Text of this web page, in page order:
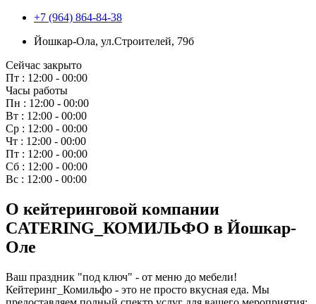
+7 (964) 864-84-38
Йошкар-Ола, ул.Строителей, 79б
Сейчас закрыто
Пт : 12:00 - 00:00
Часы работы
Пн : 12:00 - 00:00
Вт : 12:00 - 00:00
Ср : 12:00 - 00:00
Чт : 12:00 - 00:00
Пт : 12:00 - 00:00
Сб : 12:00 - 00:00
Вс : 12:00 - 00:00
О кейтеринговой компании
CATERING_КОМИЛЬФО в Йошкар-
Оле
Ваш праздник "под ключ" - от меню до мебели!
Кейтеринг_Комильфо - это не просто вкусная еда. Мы